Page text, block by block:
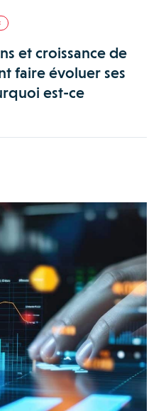
et croissance de
faire évoluer ses
est-ce